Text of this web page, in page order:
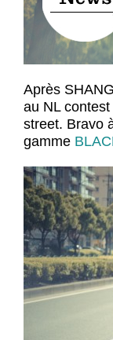
Après
au NL
street. Bravo
gamme